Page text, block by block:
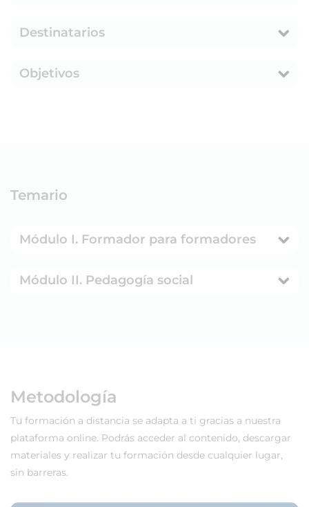
Destinatarios
Objetivos
Temario
Módulo I. Formador para formadores
Módulo II. Pedagogía social
Metodología
Tu formación a distancia se adapta a ti gracias a nuestra
plataforma online. Podrás acceder al contenido, descargar
materiales y realizar tu formación desde cualquier lugar,
sin barreras.